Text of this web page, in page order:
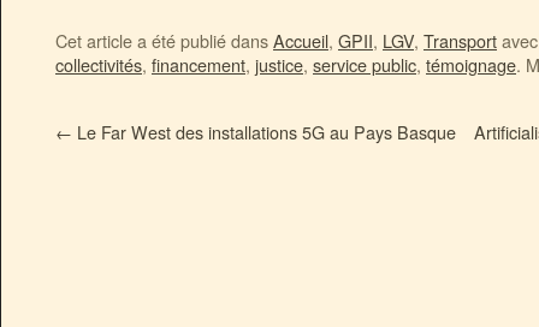
Cet article a été publié dansAccueil, GPII, LGV, Transport
collectivités, financement, justice, service public, témoignage.
← Le Far West des installations 5G au Pays Basque